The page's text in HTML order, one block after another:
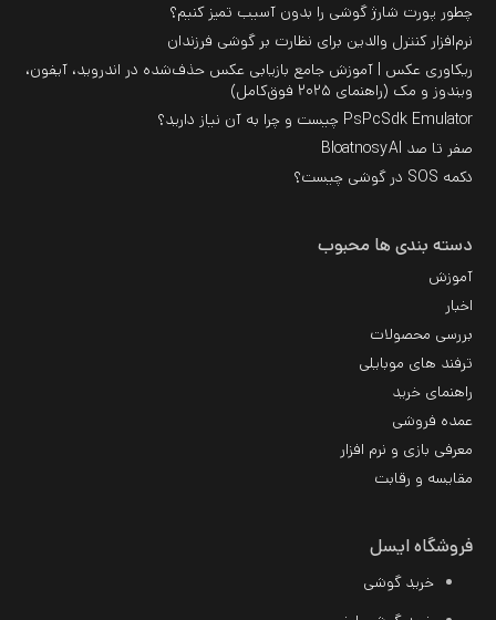
چطور پورت شارژ گوشی را بدون آسیب تمیز کنیم؟
نرم‌افزار کنترل والدین برای نظارت بر گوشی فرزندان
ریکاوری عکس | آموزش جامع بازیابی عکس حذف‌شده در اندروید، آیفون،
ویندوز و مک (راهنمای ۲۰۲۵ فوق‌کامل)
PsPcSdk Emulator چیست و چرا به آن نیاز دارید؟
صفر تا صد BloatnosyAI
دکمه SOS در گوشی چیست؟
دسته بندی ها محبوب
آموزش
اخبار
بررسی محصولات
ترفند های موبایلی
راهنمای خرید
عمده فروشی
معرفی بازی و نرم افزار
مقایسه و رقابت
فروشگاه ایسل
خرید گوشی